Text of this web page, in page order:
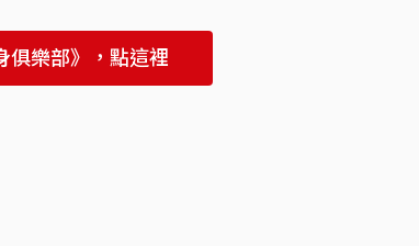
俱樂部》，點這裡